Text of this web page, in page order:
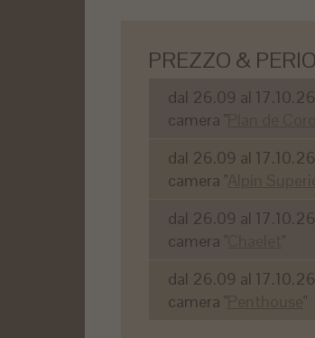
PREZZO &
dal 26.09 al
camera "Plan de
dal 26.09 al
camera "Alpin Superior
dal 26.09 al
camera "Chaelet "
dal 26.09 al
camera "Penthouse "